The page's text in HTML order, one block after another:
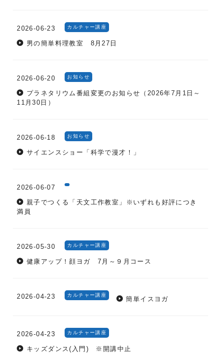
2026-06-23 カルチャー講座
男の簡単料理教室 8月27日
2026-06-20 お知らせ
プラネタリウム番組変更のお知らせ（2026年7月1日～
11月30日）
2026-06-18 お知らせ
サイエンスショー「科学で漫才！」
2026-06-07
親子でつくる「天文工作教室」※いずれも好評につき
満員
2026-05-30 カルチャー講座
健康アップ！顔ヨガ 7月～９月コース
2026-04-23 カルチャー講座
簡単イスヨガ
2026-04-23 カルチャー講座
キッズダンス(入門) ※開講中止